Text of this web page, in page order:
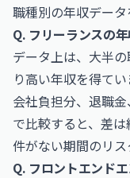
職種別の年収デー
Q. フリーランスの
データ上は、大半
り高い年収を得て
会社負担分、退職
で比較すると、差
件がない期間のリス
Q. フロントエンド